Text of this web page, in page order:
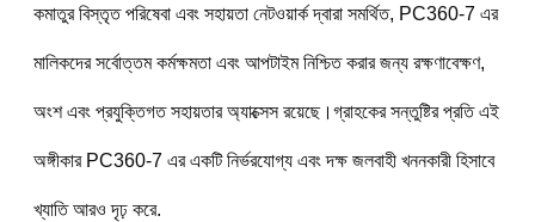
কমাতুর বিস্তৃত পরিষেবা এবং সহায়তা নেটওয়ার্ক দ্বারা সমর্থিত, PC360-7 এর
মালিকদের সর্বোত্তম কর্মক্ষমতা এবং আপটাইম নিশ্চিত করার জন্য রক্ষণাবেক্ষণ,
অংশ এবং প্রযুক্তিগত সহায়তার অ্যাক্সেস রয়েছে।গ্রাহকের সন্তুষ্টির প্রতি এই
অঙ্গীকার PC360-7 এর একটি নির্ভরযোগ্য এবং দক্ষ জলবাহী খননকারী হিসাবে
খ্যাতি আরও দৃঢ় করে.